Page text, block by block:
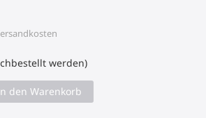
werden)
den Warenkorb